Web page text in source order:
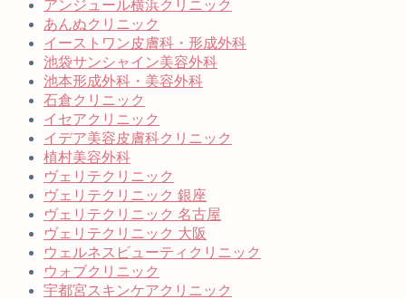
アンジュール横浜クリニック
あんぬクリニック
イーストワン皮膚科・形成外科
池袋サンシャイン美容外科
池本形成外科・美容外科
石倉クリニック
イセアクリニック
イデア美容皮膚科クリニック
植村美容外科
ヴェリテクリニック
ヴェリテクリニック 銀座
ヴェリテクリニック 名古屋
ヴェリテクリニック 大阪
ウェルネスビューティクリニック
ウォブクリニック
宇都宮スキンケアクリニック